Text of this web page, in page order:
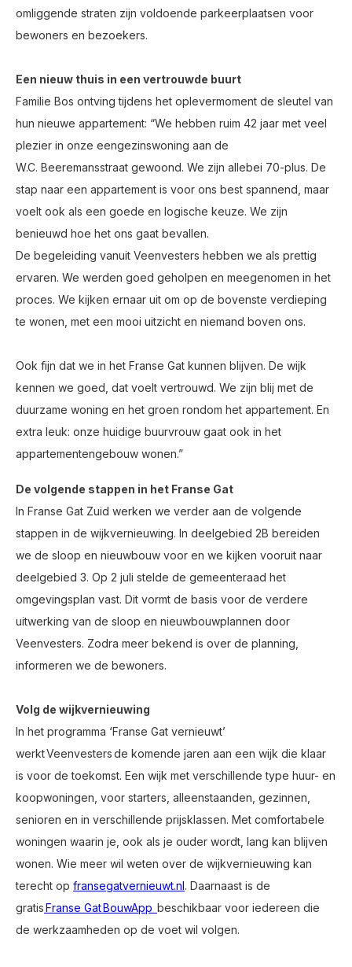
omliggende straten zijn voldoende parkeerplaatsen voor
bewoners en bezoekers.
Een nieuw thuis in een vertrouwde buurt
Familie Bos ontving tijdens het oplevermoment de sleutel van
hun nieuwe appartement: “We hebben ruim 42 jaar met veel
plezier in onze eengezinswoning aan de
W.C. Beeremansstraat gewoond. We zijn allebei 70-plus. De
stap naar een appartement is voor ons best spannend, maar
voelt ook als een goede en logische keuze. We zijn
benieuwd hoe het ons gaat bevallen.
De begeleiding vanuit Veenvesters hebben we als prettig
ervaren. We werden goed geholpen en meegenomen in het
proces. We kijken ernaar uit om op de bovenste verdieping
te wonen, met een mooi uitzicht en niemand boven ons.
Ook fijn dat we in het Franse Gat kunnen blijven. De wijk
kennen we goed, dat voelt vertrouwd. We zijn blij met de
duurzame woning en het groen rondom het appartement. En
extra leuk: onze huidige buurvrouw gaat ook in het
appartementengebouw wonen.”
De volgende stappen in het Franse Gat
In Franse Gat Zuid werken we verder aan de volgende
stappen in de wijkvernieuwing. In deelgebied 2B bereiden
we de sloop en nieuwbouw voor en we kijken vooruit naar
deelgebied 3. Op 2 juli stelde de gemeenteraad het
omgevingsplan vast. Dit vormt de basis voor de verdere
uitwerking van de sloop en nieuwbouwplannen door
Veenvesters. Zodra meer bekend is over de planning,
informeren we de bewoners.
Volg de wijkvernieuwing
In het programma ‘Franse Gat vernieuwt’
werkt Veenvesters de komende jaren aan een wijk die klaar
is voor de toekomst. Een wijk met verschillende type huur- en
koopwoningen, voor starters, alleenstaanden, gezinnen,
senioren en in verschillende prijsklassen. Met comfortabele
woningen waarin je, ook als je ouder wordt, lang kan blijven
wonen. Wie meer wil weten over de wijkvernieuwing kan
terecht op fransegatvernieuwt.nl. Daarnaast is de
gratisFranse Gat BouwApp beschikbaar voor iedereen die
de werkzaamheden op de voet wil volgen.